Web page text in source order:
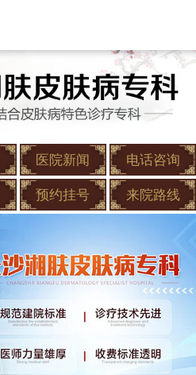
医院新闻 电话咨询
预约挂号 来院路线